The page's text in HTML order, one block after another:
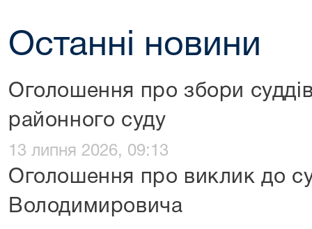
Останні новини
Оголошення про збори
районного суду
13 липня 2026, 09:13
Оголошення про виклик до
Володимировича